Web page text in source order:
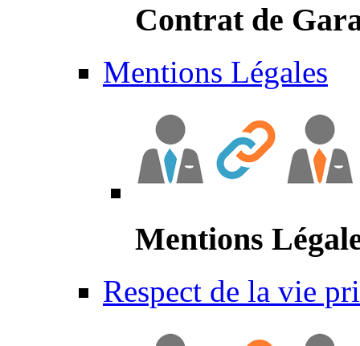
Contrat de
Mentions Légales
Mentions
Respect de la vie